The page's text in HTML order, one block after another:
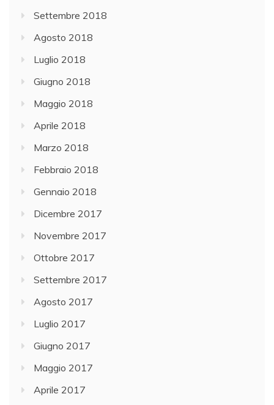
Settembre 2018
Agosto 2018
Luglio 2018
Giugno 2018
Maggio 2018
Aprile 2018
Marzo 2018
Febbraio 2018
Gennaio 2018
Dicembre 2017
Novembre 2017
Ottobre 2017
Settembre 2017
Agosto 2017
Luglio 2017
Giugno 2017
Maggio 2017
Aprile 2017